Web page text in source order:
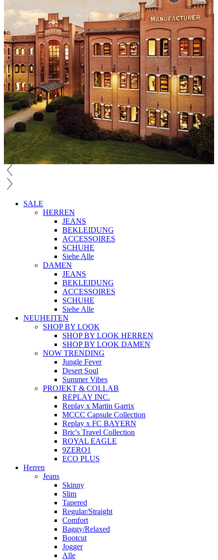
SALE
HERREN
JEANS
BEKLEIDUNG
ACCESSOIRES
SCHUHE
Siehe Alle
DAMEN
JEANS
BEKLEIDUNG
ACCESSOIRES
SCHUHE
Siehe Alle
NEUHEITEN
SHOP BY LOOK
SHOP BY LOOK HERREN
SHOP BY LOOK DAMEN
NOW TRENDING
Jungle Fever
Desert Soul
Summer Vibes
PROJEKT & COLLAB
REPLAY INC.
Replay x Martin Garrix
MCCC Capsule Collection
Replay x FC BAYERN
Bric's Travel Collection
ROYAL EAGLE
9ZERO1
ECO PLUS
Herren
Jeans
Skinny
Slim
Tapered
Regular/Straight
Comfort
Baggy/Relaxed
Bootcut
Jogger
Alle